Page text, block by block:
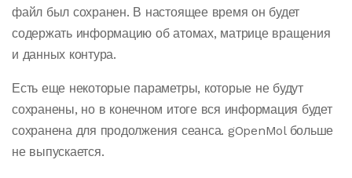
файл был сохранен. В настоящее время он будет
содержать информацию об атомах, матрице вращения
и данных контура.
Есть еще некоторые параметры, которые не будут
сохранены, но в конечном итоге вся информация будет
сохранена для продолжения сеанса. gOpenMol больше
не выпускается.